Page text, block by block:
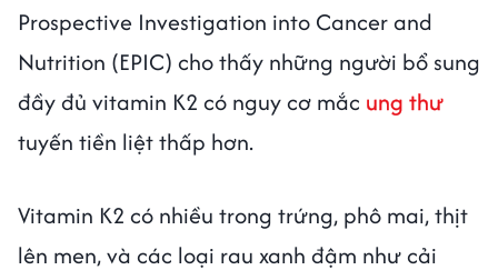
Prospective Investigation into Cancer and
Nutrition (EPIC) cho thấy những người bổ sung
đầy đủ vitamin K2 có nguy cơ mắc ung thư
tuyến tiền liệt thấp hơn.
Vitamin K2 có nhiều trong trứng, phô mai, thịt
lên men, và các loại rau xanh đậm như cải